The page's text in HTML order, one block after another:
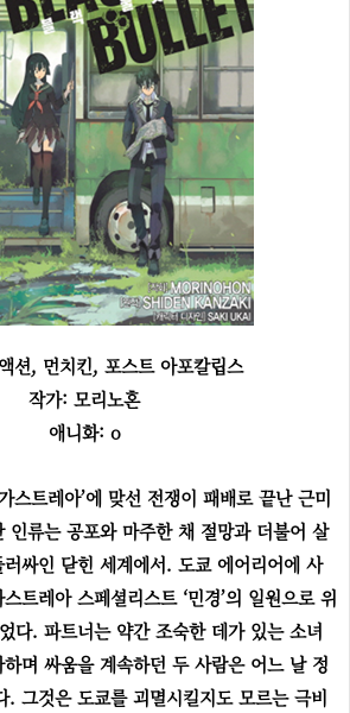
션, 먼치킨, 포스트 아포칼립스
작가: 모리노혼
애니화: o
스트레아’에 맞선 전쟁이 패배로 끝난 근미
인류는 공포와 마주한 채 절망과 더불어 살
싸인 닫힌 세계에서. 도쿄 에어리어에 사
트레아 스페셜리스트 ‘민경’의 일원으로 위
다. 파트너는 약간 조숙한 데가 있는 소녀
며 싸움을 계속하던 두 사람은 어느 날 정
. 그것은 도쿄를 괴멸시킬지도 모르는 극비